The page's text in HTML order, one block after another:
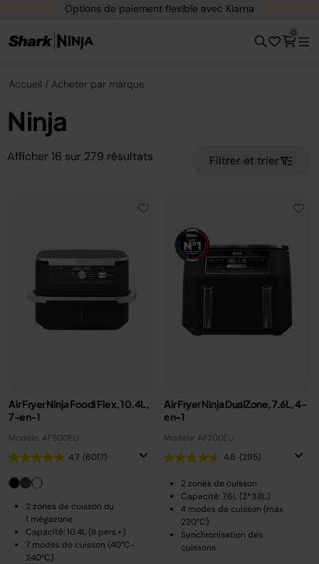
Options de paiement flexible avec Klarna
0
Accueil Acheter par marque
Ninja
Afficher 16 sur 279 résultats Filtrer et trier
Air Fryer Ninja Foodi Flex, 10.4L,
7-en-1
Modèle: AF500EU
4.7 (6017)
2 zones de cuisson ou
1 mégazone
Capacité: 10.4L (8 pers.+)
7 modes de cuisson (40°C-
240°C)
Air Fryer Ninja DualZone, 7.6L, 4-
en-1
Modèle: AF200EU
4.6 (295)
2 zones de cuisson
Capacité: 7.6L (2*3.8L)
4 modes de cuisson (max
220°C)
Synchronisation des
cuissons